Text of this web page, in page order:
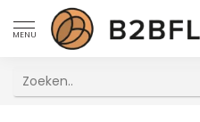
MENU